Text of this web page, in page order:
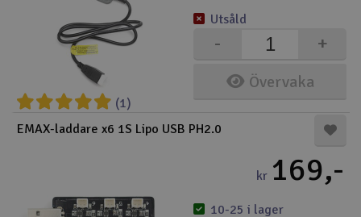
Presentkort
(1)
Övervaka
+
-
Utsåld
EMAX-laddare x6 1S Lipo USB PH2.0
kr 169,-
10-25 i lager